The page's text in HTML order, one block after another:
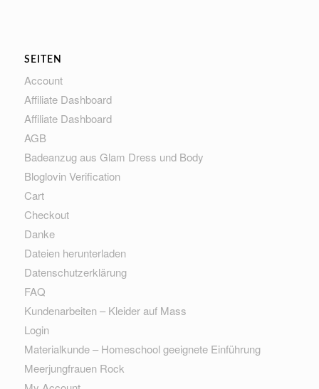
SEITEN
Account
Affiliate Dashboard
Affiliate Dashboard
AGB
Badeanzug aus Glam Dress und Body
Bloglovin Verification
Cart
Checkout
Danke
Dateien herunterladen
Datenschutzerklärung
FAQ
Kundenarbeiten – Kleider auf Mass
Login
Materialkunde – Homeschool geeignete Einführung
Meerjungfrauen Rock